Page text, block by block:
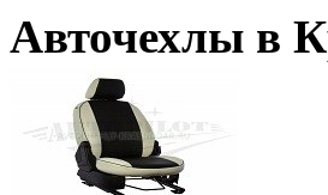
Авточехлы в